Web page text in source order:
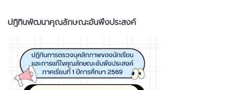
ปฎิทินพัฒนาคุณลักษณะอันพึงประสงค์